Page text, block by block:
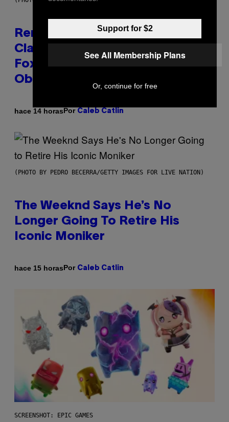
Remember the Time Jeezy
Clapped Back at Bill O’Reilly and
Fox News in Defense of Barack
Obama?
hace 14 horasPor Caleb Catlin
(PHOTO BY PEDRO BECERRA/GETTY IMAGES FOR LIVE NATION)
The Weeknd Says He’s No
Longer Going To Retire His
Iconic Moniker
hace 15 horasPor Caleb Catlin
SCREENSHOT: EPIC GAMES
Support for $2
See All Membership Plans
Or, continue for free